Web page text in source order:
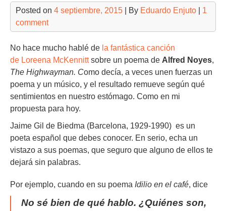
Posted on 4 septiembre, 2015 | By Eduardo Enjuto
1
comment
No hace mucho hablé de la fantástica canción
de Loreena McKennittsobre un poema de Alfred Noyes,
The Highwayman. Como decía, a veces unen fuerzas un
poema y un músico, y el resultado remueve según qué
sentimientos en nuestro estómago. Como en mi
propuesta para hoy.
Jaime Gil de Biedma (Barcelona, 1929-1990) es un
poeta español que debes conocer. En serio, echa un
vistazo a sus poemas, que seguro que alguno de ellos te
dejará sin palabras.
Por ejemplo, cuando en su poema Idilio en el café, dice
No sé bien de qué hablo. ¿Quiénes son,